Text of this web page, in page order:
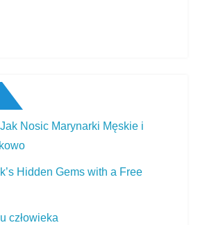
Nosic Marynarki Męskie i
Hidden Gems with a Free
człowieka